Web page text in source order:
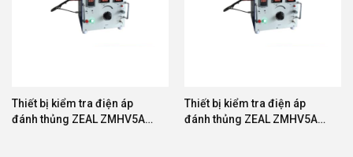
Thiết bị kiểm tra điện áp
đánh thủng ZEAL ZMHV5A-
Thiết bị kiểm tra điện áp
đánh thủng ZEAL ZMHV5A-